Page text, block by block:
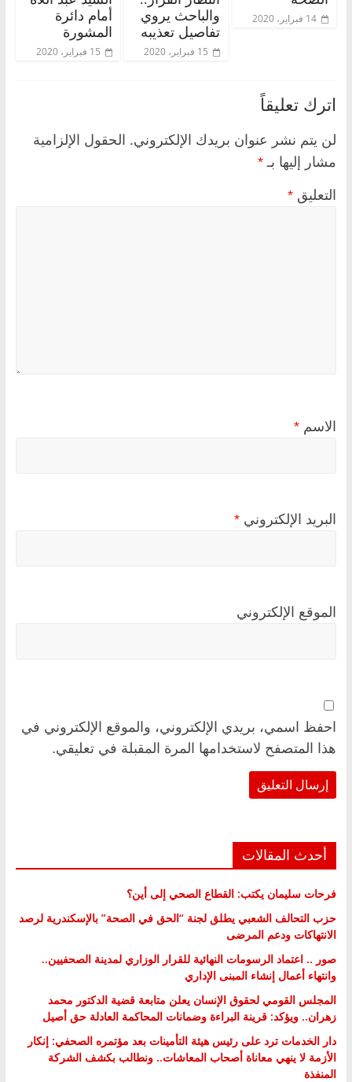
14 فبراير، 2020
والباحث يروي
تفاصيل تعذيبه
15 فبراير، 2020
أمام دائرة
المشورة
15 فبراير، 2020
اترك تعليقاً
لن يتم نشر عنوان بريدك الإلكتروني. الحقول الإلزامية
مشار إليها بـ *
التعليق *
الاسم *
البريد الإلكتروني *
الموقع الإلكتروني
احفظ اسمي، بريدي الإلكتروني، والموقع الإلكتروني في
هذا المتصفح لاستخدامها المرة المقبلة في تعليقي.
أحدث المقالات
فرحات سليمان يكتب: القطاع الصحي إلى أين؟
حزب التحالف الشعبي يطلق لجنة “الحق في الصحة” بالإسكندرية لرصد
الانتهاكات ودعم المرضى
صور .. اعتماد الرسومات النهائية للقرار الوزاري لمدينة الصحفيين..
وانتهاء أعمال إنشاء المبنى الإداري
المجلس القومي لحقوق الإنسان يعلن متابعة قضية الدكتور محمد
زهران.. ويؤكد: قرينة البراءة وضمانات المحاكمة العادلة حق أصيل
دار الخدمات ترد على رئيس هيئة التأمينات بعد مؤتمره الصحفي: إنكار
الأزمة لا ينهي معاناة أصحاب المعاشات.. ونطالب بكشف الشركة
المنفذة